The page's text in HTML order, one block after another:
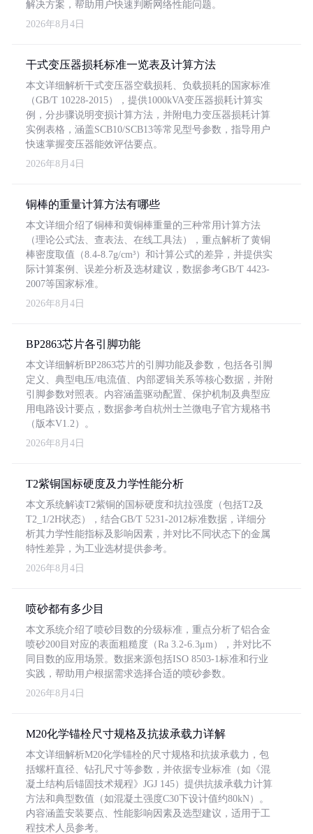
解决方案，帮助用户快速判断网络性能问题。
2026年8月4日
干式变压器损耗标准一览表及计算方法
本文详细解析干式变压器空载损耗、负载损耗的国家标准
（GB/T 10228-2015），提供1000kVA变压器损耗计算实
例，分步骤说明变损计算方法，并附电力变压器损耗计算
实例表格，涵盖SCB10/SCB13等常见型号参数，指导用户
快速掌握变压器能效评估要点。
2026年8月4日
铜棒的重量计算方法有哪些
本文详细介绍了铜棒和黄铜棒重量的三种常用计算方法
（理论公式法、查表法、在线工具法），重点解析了黄铜
棒密度取值（8.4-8.7g/cm³）和计算公式的差异，并提供实
际计算案例、误差分析及选材建议，数据参考GB/T 4423-
2007等国家标准。
2026年8月4日
BP2863芯片各引脚功能
本文详细解析BP2863芯片的引脚功能及参数，包括各引脚
定义、典型电压/电流值、内部逻辑关系等核心数据，并附
引脚参数对照表。内容涵盖驱动配置、保护机制及典型应
用电路设计要点，数据参考自杭州士兰微电子官方规格书
（版本V1.2）。
2026年8月4日
T2紫铜国标硬度及力学性能分析
本文系统解读T2紫铜的国标硬度和抗拉强度（包括T2及
T2_1/2H状态），结合GB/T 5231-2012标准数据，详细分
析其力学性能指标及影响因素，并对比不同状态下的金属
特性差异，为工业选材提供参考。
2026年8月4日
喷砂都有多少目
本文系统介绍了喷砂目数的分级标准，重点分析了铝合金
喷砂200目对应的表面粗糙度（Ra 3.2-6.3μm），并对比不
同目数的应用场景。数据来源包括ISO 8503-1标准和行业
实践，帮助用户根据需求选择合适的喷砂参数。
2026年8月4日
M20化学锚栓尺寸规格及抗拔承载力详解
本文详细解析M20化学锚栓的尺寸规格和抗拔承载力，包
括螺杆直径、钻孔尺寸等参数，并依据专业标准（如《混
凝土结构后锚固技术规程》JGJ 145）提供抗拔承载力计算
方法和典型数值（如混凝土强度C30下设计值约80kN）。
内容涵盖安装要点、性能影响因素及选型建议，适用于工
程技术人员参考。